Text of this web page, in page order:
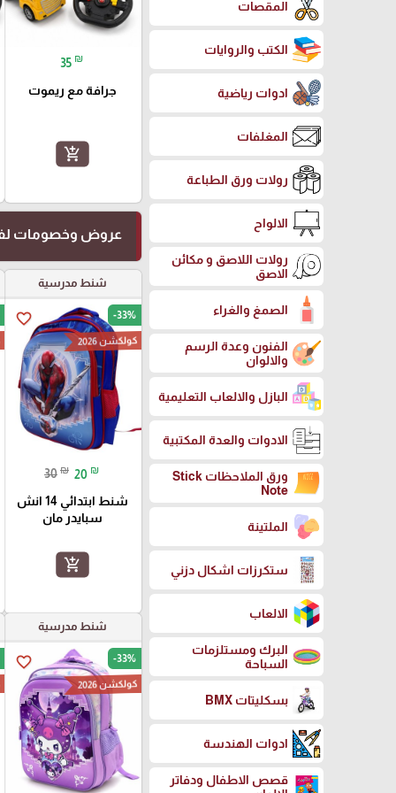
المقصات
الكتب والروايات
ادوات رياضية
المغلفات
رولات ورق الطباعة
الالواح
رولات اللاصق و مكائن
الاصق
الصمغ والغراء
الفنون وعدة الرسم
والالوان
البازل والالعاب التعليمية
الادوات والعدة المكتبية
ورق الملاحظات Stick
Note
الملتينة
ستكرزات اشكال دزني
الالعاب
البرك ومستلزمات
السباحة
بسكليتات BMX
ادوات الهندسة
قصص الاطفال ودفاتر
35 ₪
جرافة مع ريموت
add_shopping_cart
عروض وخصومات
شنط مدرسية
favorite_border -33%
كولكشن 2026
30 ₪ 20 ₪
شنط ابتدائي 14 انش
سبايدر مان
add_shopping_cart
شنط مدرسية
favorite_border -33%
كولكشن 2026